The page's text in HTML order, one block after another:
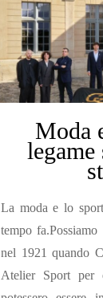
Moda
legame
La moda e lo
tempo
nel 1921 quando
Atelier Sport per